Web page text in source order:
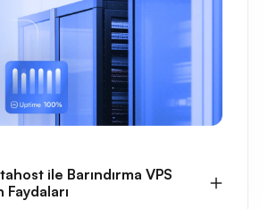
ile Barındırma VPS
Faydaları